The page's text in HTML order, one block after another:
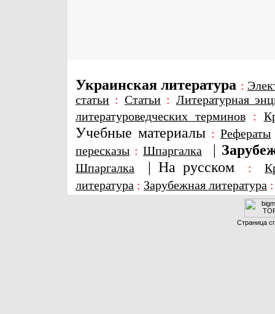
Украинская литература :
статьи : Статьи: Литературная
литературоведческих терминов:
Учебные материалы : Рефераты
пересказы : Шпаргалка |
Шпаргалка | На русском :
литература : Зарубежная литература
Страница